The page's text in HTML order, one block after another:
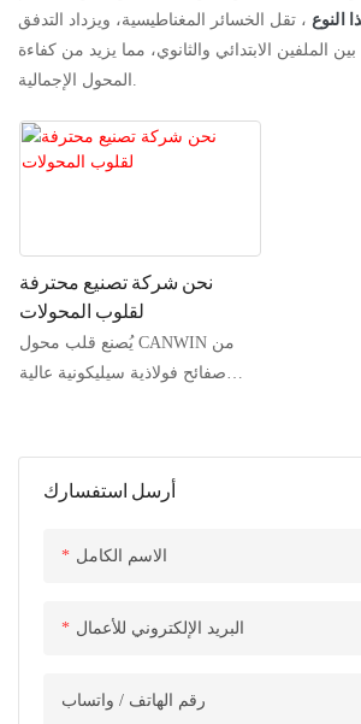
النوع ، تقل الخسائر المغناطيسية، ويزداد التدفق
الملفين الابتدائي والثانوي، مما يزيد من كفاءة
أرسل استفسارك
الاسم الكامل
البريد الإلكتروني للأعمال
رقم الهاتف / واتساب
نحن شركة تصنيع محترفة
لقلوب المحولات
يُصنع قلب محول CANWIN من
صفائح فولاذية سيليكونية عالية
مغناطيسية عالية، مع وصلات
متدرجة مائلة بزاوية 45 درجة.
على شكل أنبوب مربع، حيث يُربط
سطحه براتنج خاص لمنع الرطوبة
والصدأ، مما يقلل بشكل فعال من
وتيار عدم التحميل، وضوضاء القلب